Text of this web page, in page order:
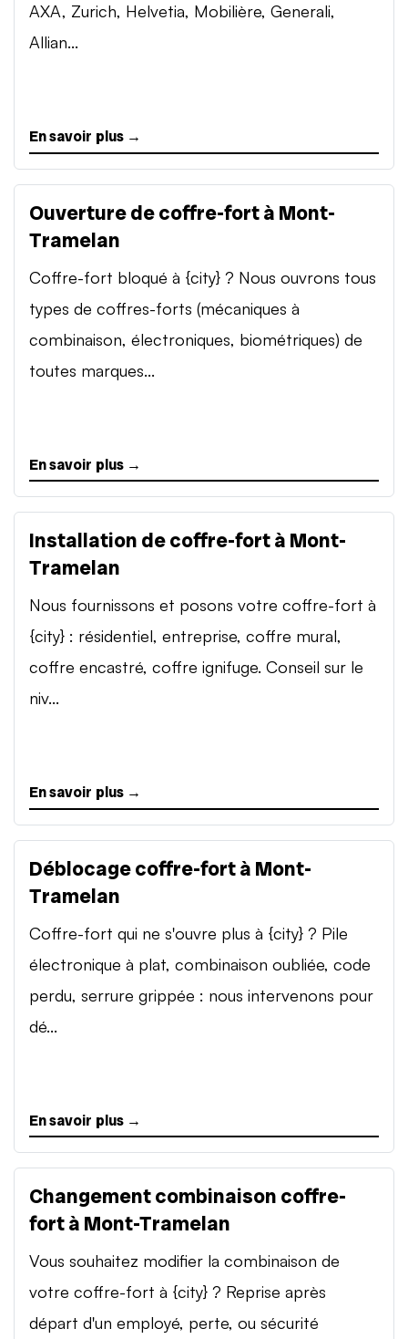
AXA, Zurich, Helvetia, Mobilière, Generali,
Allian...
En savoir plus →
Ouverture de coffre-fort à Mont-
Tramelan
Coffre-fort bloqué à {city} ? Nous ouvrons tous
types de coffres-forts (mécaniques à
combinaison, électroniques, biométriques) de
toutes marques...
En savoir plus →
Installation de coffre-fort à Mont-
Tramelan
Nous fournissons et posons votre coffre-fort à
{city} : résidentiel, entreprise, coffre mural,
coffre encastré, coffre ignifuge. Conseil sur le
niv...
En savoir plus →
Déblocage coffre-fort à Mont-
Tramelan
Coffre-fort qui ne s'ouvre plus à {city} ? Pile
électronique à plat, combinaison oubliée, code
perdu, serrure grippée : nous intervenons pour
dé...
En savoir plus →
Changement combinaison coffre-
fort à Mont-Tramelan
Vous souhaitez modifier la combinaison de
votre coffre-fort à {city} ? Reprise après
départ d'un employé, perte, ou sécurité